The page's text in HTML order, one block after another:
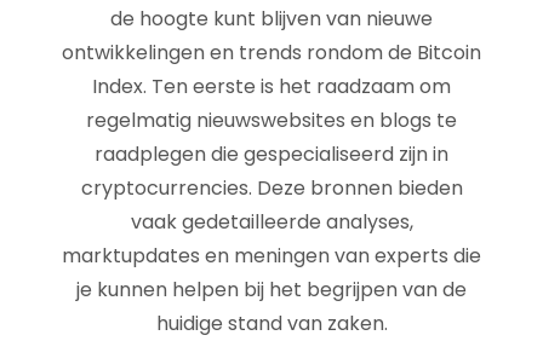
de hoogte kunt blijven van nieuwe
ontwikkelingen en trends rondom de Bitcoin
Index. Ten eerste is het raadzaam om
regelmatig nieuwswebsites en blogs te
raadplegen die gespecialiseerd zijn in
cryptocurrencies. Deze bronnen bieden
vaak gedetailleerde analyses,
marktupdates en meningen van experts die
je kunnen helpen bij het begrijpen van de
huidige stand van zaken.